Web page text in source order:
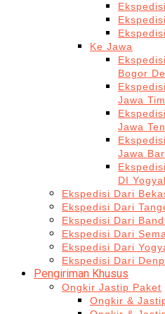
Ke Jawa
Bogor
Jawa
Jawa
Jawa
DI
Ekspedisi Dari
Ekspedisi Dari
Ekspedisi Dari
Ekspedisi Dari
Ekspedisi Dari
Ekspedisi Dari
Pengiriman Khusus
Ongkir Jastip Paket
Ongkir &